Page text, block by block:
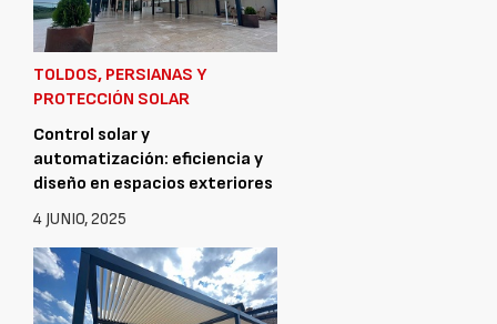
TOLDOS, PERSIANAS Y
PROTECCIÓN SOLAR
Control solar y
automatización: eficiencia y
diseño en espacios exteriores
4 JUNIO, 2025